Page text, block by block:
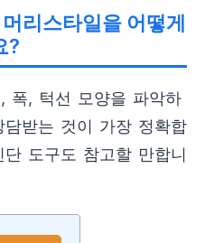
리스타일을 어떻게
?
폭, 턱선 모양을 파악하
받는 것이 가장 정확합
도구도 참고할 만합니